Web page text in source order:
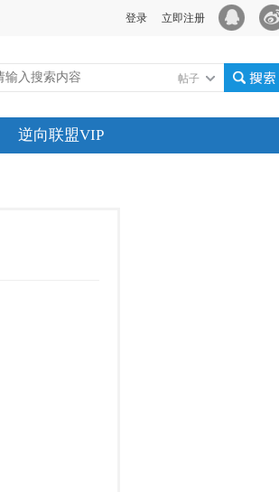
立即注册
登录
帖子
逆向联盟VIP